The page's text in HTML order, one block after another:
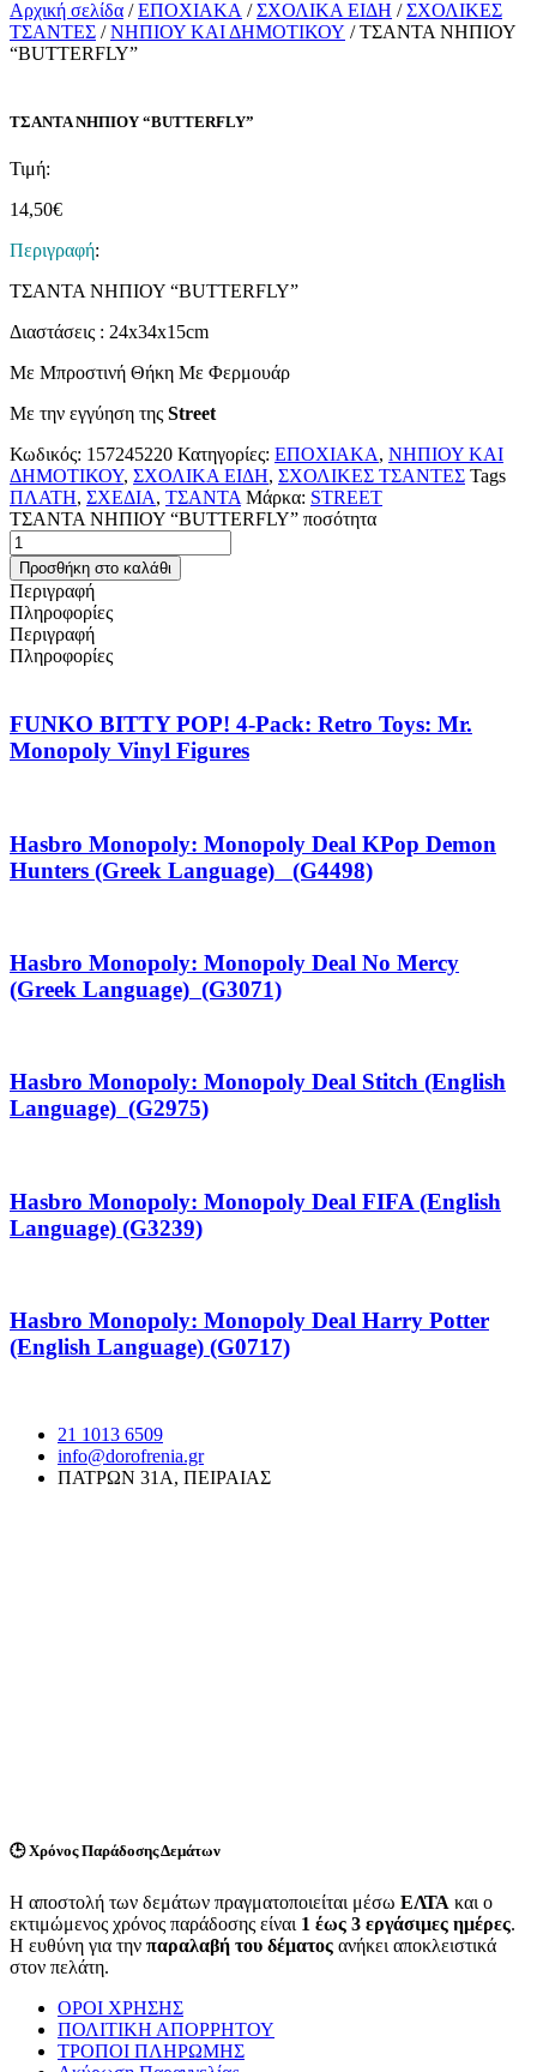
Αρχική σελίδα /ΕΠΟΧΙΑΚΑ /ΣΧΟΛΙΚΑ ΕΙΔΗ /ΣΧΟΛΙΚΕΣ
ΤΣΑΝΤΕΣ /ΝΗΠΙΟΥ ΚΑΙ ΔΗΜΟΤΙΚΟΥ / ΤΣΑΝΤΑ ΝΗΠΙΟΥ
“BUTTERFLY”
ΤΣΑΝΤΑ ΝΗΠΙΟΥ “BUTTERFLY”
Τιμή:
14,50€
Περιγραφή:
ΤΣΑΝΤΑ ΝΗΠΙΟΥ “BUTTERFLY”
Διαστάσεις : 24x34x15cm
Με Μπροστινή Θήκη Με Φερμουάρ
Με την εγγύηση της Street
Κωδικός: 157245220 Κατηγορίες: ΕΠΟΧΙΑΚΑ, ΝΗΠΙΟΥ ΚΑΙ
ΔΗΜΟΤΙΚΟΥ, ΣΧΟΛΙΚΑ ΕΙΔΗ, ΣΧΟΛΙΚΕΣ ΤΣΑΝΤΕΣ Tags
ΠΛΑΤΗ, ΣΧΕΔΙΑ, ΤΣΑΝΤΑ Μάρκα: STREET
ΤΣΑΝΤΑ ΝΗΠΙΟΥ “BUTTERFLY” ποσότητα
Προσθήκη στο καλάθι
Περιγραφή
Πληροφορίες
Περιγραφή
Πληροφορίες
FUNKO BITTY POP! 4-Pack: Retro Toys: Mr.
Monopoly Vinyl Figures
Hasbro Monopoly: Monopoly Deal KPop Demon
Hunters (Greek Language) (G4498)
Hasbro Monopoly: Monopoly Deal No Mercy
(Greek Language) (G3071)
Hasbro Monopoly: Monopoly Deal Stitch (English
Language) (G2975)
Hasbro Monopoly: Monopoly Deal FIFA (English
Language) (G3239)
Hasbro Monopoly: Monopoly Deal Harry Potter
(English Language) (G0717)
21 1013 6509
info@dorofrenia.gr
ΠΑΤΡΩΝ 31Α, ΠΕΙΡΑΙΑΣ
🕒Χρόνος Παράδοσης Δεμάτων
Η αποστολή των δεμάτων πραγματοποιείται μέσω ΕΛΤΑ και ο
εκτιμώμενος χρόνος παράδοσης είναι 1 έως 3 εργάσιμες ημέρες.
Η ευθύνη για την παραλαβή του δέματος ανήκει αποκλειστικά
στον πελάτη.
ΟΡΟΙ ΧΡΗΣΗΣ
ΠΟΛΙΤΙΚΗ ΑΠΟΡΡΗΤΟΥ
ΤΡΟΠΟΙ ΠΛΗΡΩΜΗΣ